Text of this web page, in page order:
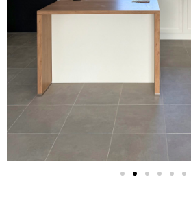
Financez votre projet